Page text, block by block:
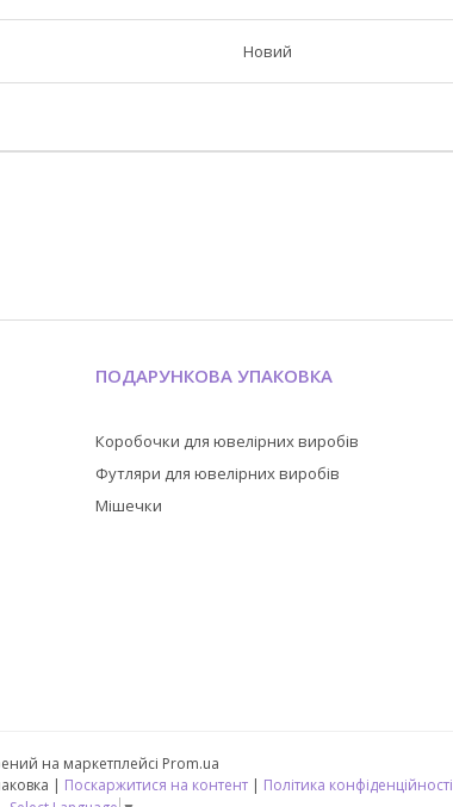
Новий
ПОДАРУНКОВА УПАКОВКА
Коробочки для ювелірних виробів
Футляри для ювелірних виробів
Мішечки
на маркетплейсі Prom.ua
🎁 CubeShop - подарунки та подарункова упаковка | Поскаржитися на контент | Політика конфіденційності